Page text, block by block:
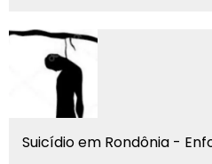
Suicídio em Rondônia -